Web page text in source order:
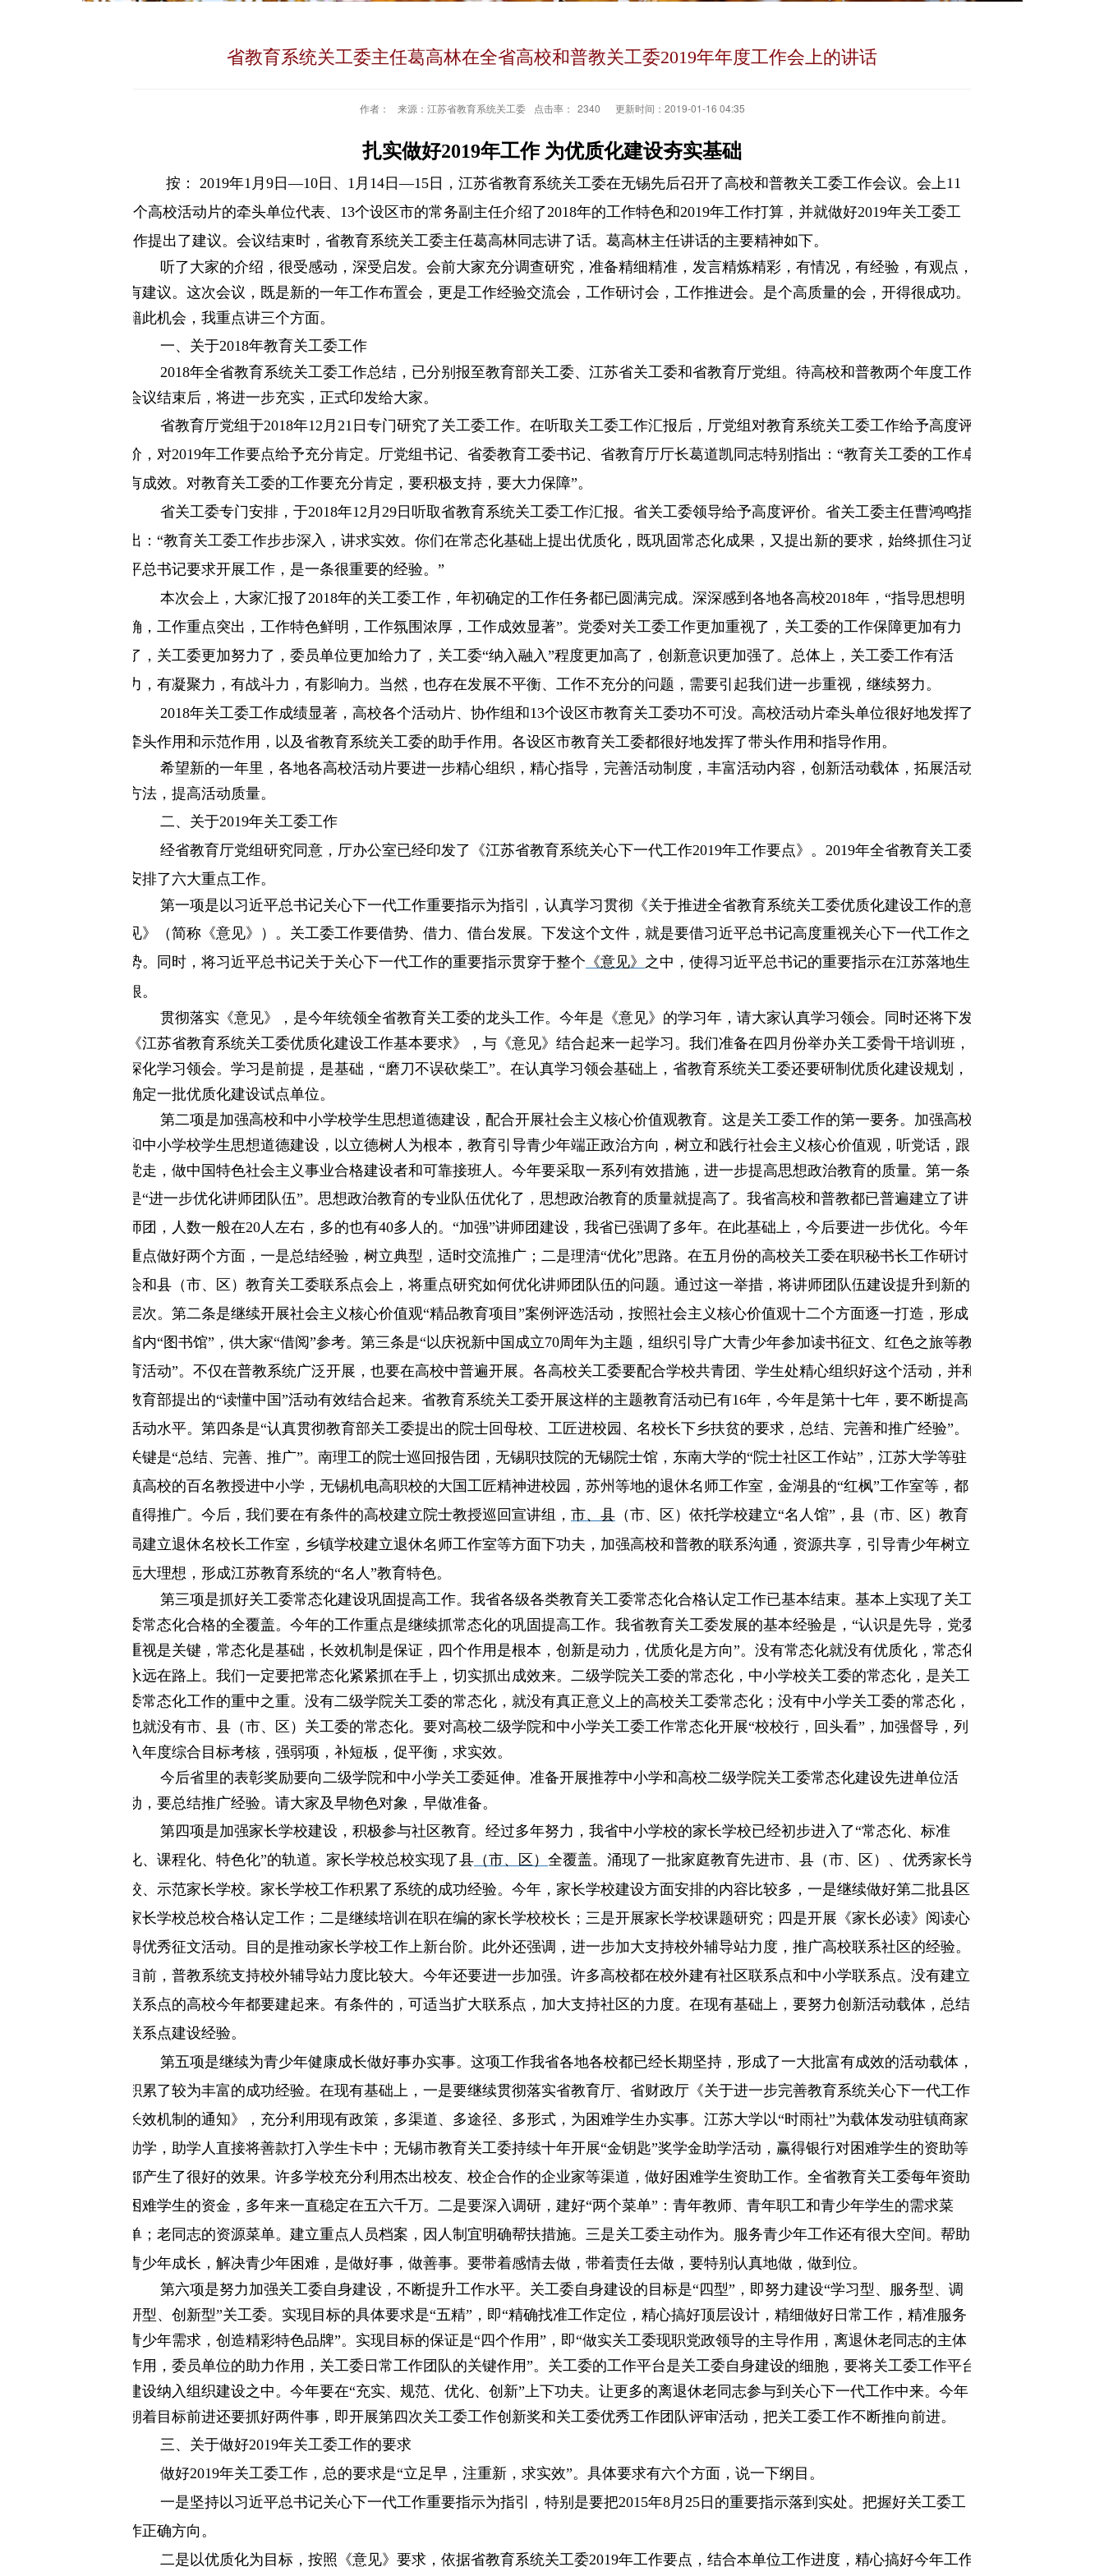
省教育系统关工委主任葛高林在全省高校和普教关工委2019年年度工作会上的讲话
作者： 来源：江苏省教育系统关工委 点击率： 2340 更新时间：2019-01-16 04:35
扎实做好2019年工作 为优质化建设夯实基础
按： 2019年1 月 9 日—10 日、 1 月 14 日—15 日，江苏省教育系统关工委在无锡先后召开了高校和普教关工委工作会议。会上11
个高校活动片的牵头单位代表、 13个设区市的常务副主任介绍了2018年的工作特色和2019年工作打算，并就做好2019年关工委工
作提出了建议。会议结束时，省教育系统关工委主任葛高林同志讲了话。葛高林主任讲话的主要精神如下。
听了大家的介绍，很受感动，深受启发。会前大家充分调查研究，准备精细精准，发言精炼精彩，有情况，有经验，有观点，
有建议。这次会议，既是新的一年工作布置会，更是工作经验交流会，工作研讨会，工作推进会。是个高质量的会，开得很成功。
籍此机会，我重点讲三个方面。
一、关于2018年教育关工委工作
2018年全省教育系统关工委工作总结，已分别报至教育部关工委、江苏省关工委和省教育厅党组。待高校和普教两个年度工作
会议结束后，将进一步充实，正式印发给大家。
省教育厅党组于2018年12 月 21 日专门研究了关工委工作。在听取关工委工作汇报后，厅党组对教育系统关工委工作给予高度评
价，对2019年工作要点给予充分肯定。厅党组书记、省委教育工委书记、省教育厅厅长葛道凯同志特别指出：“教育关工委的工作卓
有成效。对教育关工委的工作要充分肯定，要积极支持，要大力保障”。
省关工委专门安排，于2018年12 月 29 日听取省教育系统关工委工作汇报。省关工委领导给予高度评价。省关工委主任曹鸿鸣指
出：“教育关工委工作步步深入，讲求实效。你们在常态化基础上提出优质化，既巩固常态化成果，又提出新的要求，始终抓住习近
平总书记要求开展工作，是一条很重要的经验。”
本次会上，大家汇报了2018年的关工委工作，年初确定的工作任务都已圆满完成。深深感到各地各高校2018年，“指导思想明
确，工作重点突出，工作特色鲜明，工作氛围浓厚，工作成效显著”。党委对关工委工作更加重视了，关工委的工作保障更加有力
了，关工委更加努力了，委员单位更加给力了，关工委“纳入融入”程度更加高了，创新意识更加强了。总体上，关工委工作有活
力，有凝聚力，有战斗力，有影响力。当然，也存在发展不平衡、工作不充分的问题，需要引起我们进一步重视，继续努力。
2018年关工委工作成绩显著，高校各个活动片、协作组和13个设区市教育关工委功不可没。高校活动片牵头单位很好地发挥了
牵头作用和示范作用，以及省教育系统关工委的助手作用。各设区市教育关工委都很好地发挥了带头作用和指导作用。
希望新的一年里，各地各高校活动片要进一步精心组织，精心指导，完善活动制度，丰富活动内容，创新活动载体，拓展活动
方法，提高活动质量。
二、关于2019年关工委工作
经省教育厅党组研究同意，厅办公室已经印发了《江苏省教育系统关心下一代工作2019年工作要点》。 2019年全省教育关工委
安排了六大重点工作。
第一项是以习近平总书记关心下一代工作重要指示为指引，认真学习贯彻 《关于推进全省教育系统关工委优质化建设工作的意
见》
（简称《意见》）。关工委工作要借势、借力、借台发展。下发这个文件，就是要借习近平总书记高度重视关心下一代工作之
势。同时，将习近平总书记关于关心下一代工作的重要指示贯穿于整个 《意见》 之中，使得习近平总书记的重要指示在江苏落地生
根。
贯彻落实 《意见》， 是今年统领全省教育关工委的龙头工作。今年是 《意见》 的学习年，请大家认真学习领会。
同时还将下发
《江苏省教育系统关工委优质化建设工作基本要求》，与 《意见》结合起来一起学习。我们准备在 四月份举办关工委骨干培训班，
深化学习领会。学习是前提，是基础，“磨刀不误砍柴工”。在认真学习领会基础上，省教育系统关工委还要研制优质化建设规划，
确定一批优质化建设试点单位。
第二项是加强高校和中小学校学生思想道德建设，配合开展社会主义核心价值观教育。 这是关工委工作的第一要务。加强高校
和中小学校学生思想道德建设，以立德树人为根本，教育引导青少年端正政治方向，树立和践行社会主义核心价值观，听党话，跟
党走，做中国特色社会主义事业合格建设者和可靠接班人。今年要采取一系列有效措施，进一步提高思想政治教育的质量。 第一条
是“进一步优化讲师团队伍”。思想政治教育的专业队伍优化了，思想政治教育的质量就提高了。我省高校和普教都已普遍建立了讲
师团，人数一般在20人左右，多的也有40多人的。“加强”讲师团建设，我省已强调了多年。在此基础上，今后要进一步优化。今年
重点做好两个方面，一是总结经验，树立典型，适时交流推广；二是理清“优化”思路。在五月份的高校关工委在职秘书长工作研讨
会和县（市、区）教育关工委联系点会上，将重点研究如何优化讲师团队伍的问题。通过这一举措，将讲师团队伍建设提升到新的
层次。 第二条是继续开展社会主义核心价值观“精品教育项目”案例评选活动，按照社会主义核心价值观十二个方面逐一打造，形成
省内“图书馆”，供大家“借阅”参考。 第三条是“以庆祝新中国成立70周年为主题，组织引导广大青少年参加读书征文、红色之旅等教
育活动”。不仅在普教系统广泛开展，也要在高校中普遍开展。各高校关工委要配合学校共青团、学生处精心组织好这个活动，并和
教育部提出的“读懂中国”活动有效结合起来。省教育系统关工委开展这样的主题教育活动已有16年，今年是第十七年，要不断提高
活动水平。 第四条是“认真贯彻教育部关工委提出的院士回母校、工匠进校园、名校长下乡扶贫的要求，总结、完善和推广经验”。
关键是“总结、完善、推广”。南理工的院士巡回报告团，无锡职技院的无锡院士馆，东南大学的“院士社区工作站”，江苏大学等驻
镇高校的百名教授进中小学，无锡机电高职校的大国工匠精神进校园，苏州等地的退休名师工作室，金湖县的“红枫”工作室等，都
值得推广。今后，我们要在有条件的高校建立院士教授巡回宣讲组， 市、县 （市、区） 依托学校建立“名人馆”，县（市、区）教育
局建立退休名校长工作室，乡镇学校建立退休名师工作室等方面下功夫，加强高校和普教的联系沟通，资源共享，引导青少年树立
远大理想，形成江苏教育系统的“名人”教育特色。
第三项是抓好关工委常态化建设巩固提高工作。 我省各级各类教育关工委常态化合格认定工作已基本结束。基本上实现了关工
委常态化合格的全覆盖。今年的工作重点是继续抓常态化的巩固提高工作。我省教育关工委发展的基本经验是，“认识是先导，党委
重视是关键，常态化是基础，长效机制是保证，四个作用是根本，创新是动力，优质化是方向”。没有常态化就没有优质化，常态化
永远在路上。我们一定要把常态化紧紧抓在手上，切实抓出成效来。二级学院关工委的常态化，中小学校关工委的常态化，是关工
委常态化工作的重中之重。没有二级学院关工委的常态化，就没有真正意义上的高校关工委常态化；没有中小学关工委的常态化，
也就没有市、县（市、区）关工委的常态化。要对高校二级学院和中小学关工委工作常态化开展“校校行，回头看”，加强督导，列
入年度综合目标考核，强弱项，补短板，促平衡，求实效。
今后省里的表彰奖励要向二级学院和中小学关工委延伸。准备开展推荐中小学和高校二级学院关工委常态化建设先进单位活
动，要总结推广经验。请大家及早物色对象，早做准备。
第四项是加强家长学校建设，积极参与社区教育。 经过多年努力，我省中小学校的家长学校已经初步进入了“常态化、标准
化、课程化、特色化”的轨道。家长学校总校实现了县 （市、区） 全覆盖。涌现了一批家庭教育先进市、县（市、区）、优秀家长学
校、示范家长学校。家长学校工作积累了系统的成功经验。今年，家长学校建设方面安排的内容比较多， 一是继续做好第二批县区
家长学校总校合格认定工作； 二是继续培训在职在编的家长学校校长；三是开展家长学校课题研究；四是开展《家长必读》阅读心
得优秀征文活动。目的是推动家长学校工作上新台阶。此外还强调，进一步加大支持校外辅导站力度，推广高校联系社区的经验。
目前，普教系统支持校外辅导站力度比较大。今年还要进一步加强。许多高校都在校外建有社区联系点和中小学联系点。没有建立
联系点的高校今年都要建起来。有条件的，可适当扩大联系点，加大支持社区的力度。在现有基础上，要努力创新活动载体，总结
联系点建设经验。
第五项是继续为青少年健康成长做好事办实事。 这项工作我省各地各校都已经长期坚持，形成了一大批富有成效的活动载体，
积累了较为丰富的成功经验。在现有基础上， 一是要继续贯彻落实省教育厅、省财政厅《关于进一步完善教育系统关心下一代工作
长效机制的通知》，充分利用现有政策，多渠道、多途径、多形式，为困难学生办实事。江苏大学以“时雨社”为载体发动驻镇商家
助学，助学人直接将善款打入学生卡中；无锡市教育关工委持续十年开展“金钥匙”奖学金助学活动，赢得银行对困难学生的资助等
都产生了很好的效果。许多学校充分利用杰出校友、校企合作的企业家等渠道，做好困难学生资助工作。全省教育关工委每年资助
困难学生的资金，多年来一直稳定在五六千万。 二是要深入调研，建好“两个菜单”：青年教师、青年职工和青少年学生的需求菜
单；老同志的资源菜单。建立重点人员档案，因人制宜明确帮扶措施。 三是关工委主动作为。服务青少年工作还有很大空间。帮助
青少年成长，解决青少年困难，是做好事，做善事。要带着感情去做，带着责任去做，要特别认真地做，做到位。
第六项是努力加强关工委自身建设，不断提升工作水平。 关工委自身建设的目标是“四型”，即努力建设“学习型、服务型、调
研型、创新型”关工委。实现目标的具体要求是“五精”，即“精确找准工作定位，精心搞好顶层设计，精细做好日常工作，精准服务
青少年需求，创造精彩特色品牌”。实现目标的保证是“四个作用”，即“做实关工委现职党政领导的主导作用，离退休老同志的主体
作用，委员单位的助力作用，关工委日常工作团队的关键作用”。关工委的工作平台是关工委自身建设的细胞，要将关工委工作平台
建设纳入组织建设之中。今年要在“充实、规范、优化、创新”上下功夫。让更多的离退休老同志参与到关心下一代工作中来。今年
朝着目标前进还要抓好两件事，即开展第四次关工委工作创新奖和关工委优秀工作团队评审活动，把关工委工作不断推向前进。
三、关于做好2019年关工委工作的要求
做好2019年关工委工作，总的要求是“立足早，注重新，求实效”。具体要求有六个方面，说一下纲目。
一是坚持以习近平总书记关心下一代工作重要指示为指引，特别是要把2015年8月 25 日的重要指示落到实处。把握好关工委工
作正确方向。
二是以优质化为目标，按照《意见》要求，依据省教育系统关工委2019年工作要点，结合本单位工作进度，精心搞好今年工作